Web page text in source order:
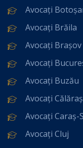
Avocați
Avocați Brăila
Avocați Brașov
Avocați
Avocați Buzău
Avocați
Avocați Caraș-
Avocați Cluj